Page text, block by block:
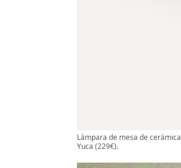
Lámpara de mesa de cerámica
Yuca (229€).